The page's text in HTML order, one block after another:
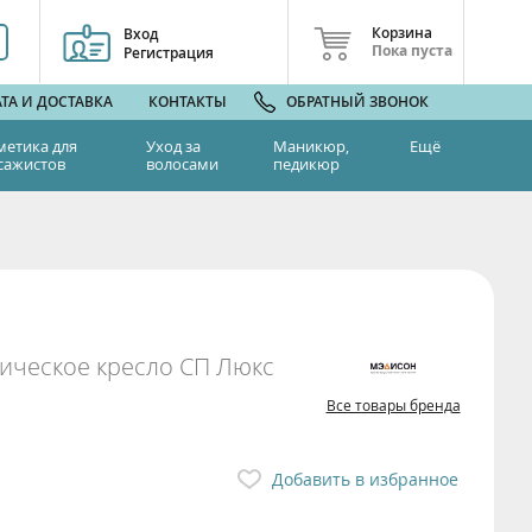
Вход
Регистрация
Корзина
Пока пуста
И ДОСТАВКА КОНТАКТЫ ОБРАТНЫЙ ЗВОНОК
для
Уход за
волосами
Маникюр,
педикюр
Ещё
кресло СП Люкс
Все товары бренда
Добавить в избранное